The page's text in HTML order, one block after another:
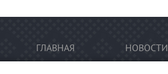
ГЛАВНАЯ НОВОСТИ